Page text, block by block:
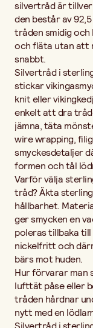
silvertråd är
den består av
tråden smidig
och fläta utan att
snabbt.
Silvertråd i
stickar
knit eller
enkelt att dra
jämna, täta
wire wrapping,
smyckesdetaljer
formen och tål
Varför välja
tråd? Äkta
hållbarhet.
ger smycken en
poleras tillbaka
nickelfritt och
bärs mot huden.
Hur förvarar man
lufttät påse eller
tråden hårdnar
nytt med en